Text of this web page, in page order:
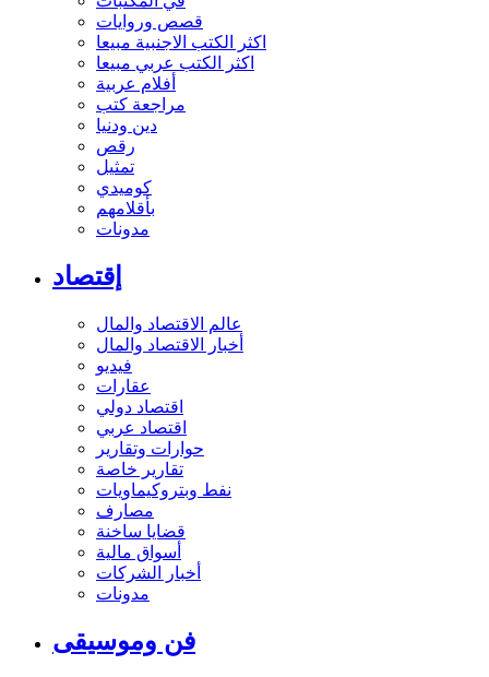
قصص وروايات
اكثر الكتب الاجنبية مبيعا
اكثر الكتب عربي مبيعا
أفلام عربية
مراجعة كتب
دين ودنيا
رقص
تمثيل
كوميدي
بأقلامهم
مدونات
إقتصاد
عالم الاقتصاد والمال
أخبار الاقتصاد والمال
فيديو
عقارات
اقتصاد دولي
اقتصاد عربي
حوارات وتقارير
تقارير خاصة
نفط وبتروكيماويات
مصارف
قضايا ساخنة
أسواق مالية
أخبار الشركات
مدونات
فن وموسيقى